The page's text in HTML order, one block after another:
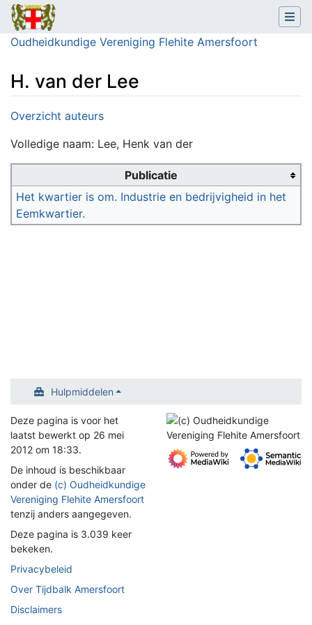
Oudheidkundige Vereniging Flehite Amersfoort
H. van der Lee
Ga naar:navigatie,
Overzicht auteurs
Volledige naam: Lee, Henk van der
Publicatie
Het kwartier is om. Industrie en bedrijvigheid in het
Eemkwartier.
Hulpmiddelen
Deze pagina is voor het
laatst bewerkt op 26 mei
2012 om 18:33.
De inhoud is beschikbaar
onder de (c) Oudheidkundige
Vereniging Flehite Amersfoort
tenzij anders aangegeven.
Deze pagina is 3.039 keer
bekeken.
Privacybeleid
Over Tijdbalk Amersfoort
Disclaimers